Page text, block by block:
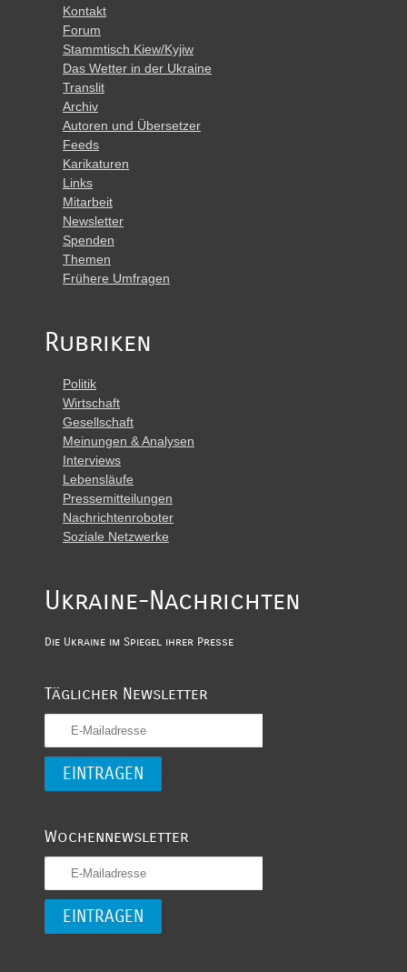
Kontakt
Forum
Stammtisch Kiew/Kyjiw
Das Wetter in der Ukraine
Translit
Archiv
Autoren und Übersetzer
Feeds
Karikaturen
Links
Mitarbeit
Newsletter
Spenden
Themen
Frühere Umfragen
Rubriken
Politik
Wirtschaft
Gesellschaft
Meinungen & Analysen
Interviews
Lebensläufe
Pressemitteilungen
Nachrichtenroboter
Soziale Netzwerke
Ukraine-Nachrichten
Die Ukraine im Spiegel ihrer Presse
Täglicher Newsletter
Wochennewsletter